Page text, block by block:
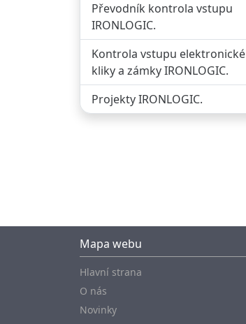
Převodník kontrola vstupu
IRONLOGIC.
Kontrola vstupu elektronické
kliky a zámky IRONLOGIC.
Projekty IRONLOGIC.
Mapa webu
Hlavní strana
O nás
Novinky